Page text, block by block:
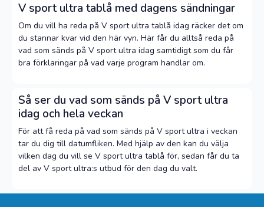
V sport ultra tablå med dagens sändningar
Om du vill ha reda på V sport ultra tablå idag räcker det om
du stannar kvar vid den här vyn. Här får du alltså reda på
vad som sänds på V sport ultra idag samtidigt som du får
bra förklaringar på vad varje program handlar om.
Så ser du vad som sänds på V sport ultra
idag och hela veckan
För att få reda på vad som sänds på V sport ultra i veckan
tar du dig till datumfliken. Med hjälp av den kan du välja
vilken dag du vill se V sport ultra tablå för, sedan får du ta
del av V sport ultra:s utbud för den dag du valt.